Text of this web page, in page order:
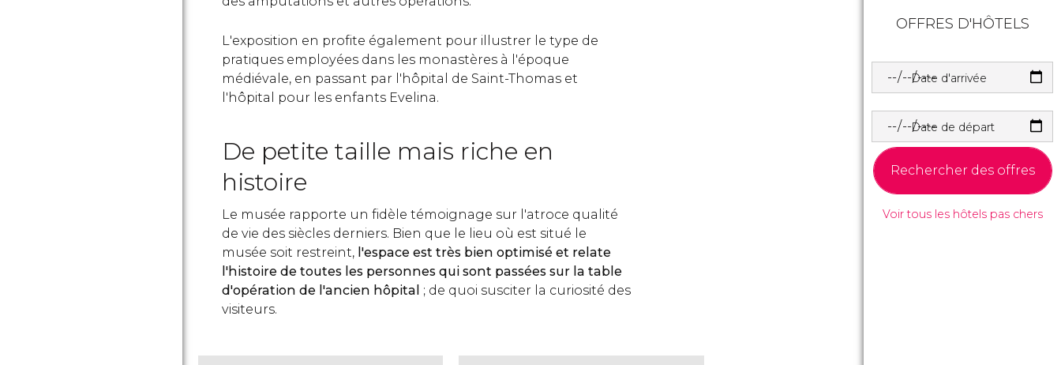
L'exposition en profite également pour illustrer le type de
pratiques employées dans les monastères à l'époque
médiévale, en passant par l'hôpital de Saint-Thomas et
l'hôpital pour les enfants Evelina.
De petite taille mais riche en
histoire
Le musée rapporte un fidèle témoignage sur l'atroce qualité
de vie des siècles derniers. Bien que le lieu où est situé le
musée soit restreint, l'espace est très bien optimisé et relate
l'histoire de toutes les personnes qui sont passées sur la table
d'opération de l'ancien hôpital ; de quoi susciter la curiosité des
visiteurs.
OFFRES D'HÔTELS
Date d'arrivée
Date de départ
Rechercher des offres
Voir tous les hôtels pas chers